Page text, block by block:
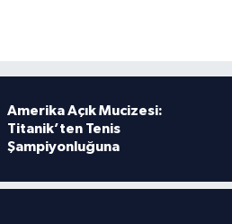
Amerika Açık Mucizesi:
Titanik’ten Tenis
Şampiyonluğuna